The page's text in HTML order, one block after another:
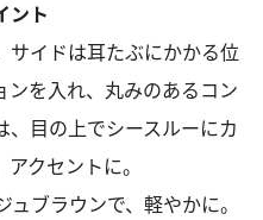
ント
イドは耳たぶにかかる位
ンを入れ、丸みのあるコン
目の上でシースルーにカ
クセントに。
ブラウンで、軽やかに。